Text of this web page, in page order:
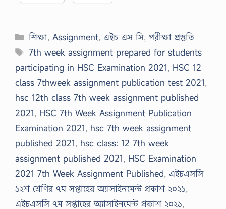
Categories
শিক্ষা,Assignment, এইচ এস সি,পরীক্ষা প্রস্তুতি
Tags
7th week assignment prepared for students
participating in HSC Examination 2021, HSC 12
class 7thweek assignment publication test 2021,
hsc 12th class 7th week assignment published
2021, HSC 7th Week Assignment Publication
Examination 2021, hsc 7th week assignment
published 2021, hsc class: 12 7th week
assignment published 2021, HSC Examination
2021 7th Week Assignment Published, এইচএসসি
১২শ শ্রেণির ৭ম সপ্তাহের অ্যাসাইনমেন্ট প্রকাশ ২০২১,
এইচএসসি ৭ম সপ্তাহের অ্যাসাইনমেন্ট প্রকাশ ২০২১,